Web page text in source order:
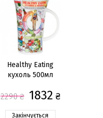
Healthy Eating
кухоль 500мл
2290₴ 1832 ₴
Закінчується